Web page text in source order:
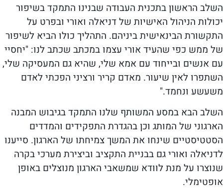
השלב הראשון בתכנית העבודה שבנינו התמקד בשיפור
יכולות הניהול האישיות של דניאלה ואורי ובפרט על
התקשורת הבינאישית ביניהם. התהליך כולו הביא לשיפור
של ממש כפי שהעיד אורי עצמו במכתב שכתב לנו: "יחסיי
עם אנשים ובייחוד עם אמא שלי, שהיא גם המעסיקה שלי,
השתפרו לאין שיעור. מאדם קריר ורציני הפכתי לאדם
משעשע ונחמד."
השלב הבא במסע המשותף שלנו התמקד בגיבוש המבנה
הארגוני של המותג וכן בהגדרת התפקידים והמדדים
הסטטיסטיים שינחו את המשך צמיחתו של הארגון. סייענו
לדניאלה ואורי גם בבניית התקציב וביצירת מערכי בקרה
שנוצרו על מנת לוודא שמשאבי הארגון מנוצלים באופן
אופטימלי.